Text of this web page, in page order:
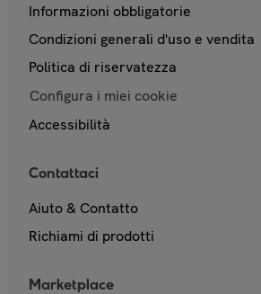
Informazioni obbligatorie
Condizioni generali d'uso e vendita
Politica di riservatezza
Configura i miei cookie
Accessibilità
Contattaci
Aiuto & Contatto
Richiami di prodotti
Marketplace